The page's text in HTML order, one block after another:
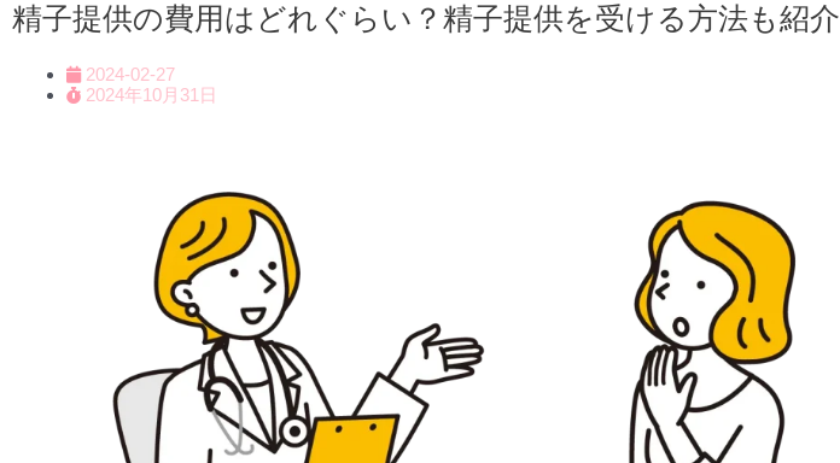
精子提供の費用はどれぐらい？精子提供を受ける方法も紹介
2024-02-27
2024年10月31日